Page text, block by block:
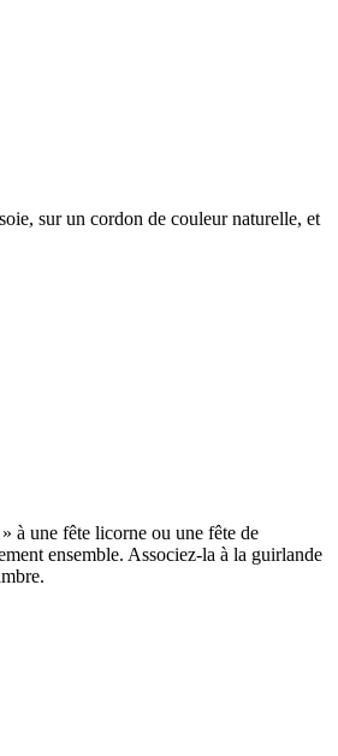
sur un cordon de couleur naturelle, et
à une fête licorne ou une fête de
ensemble. Associez-la à la guirlande